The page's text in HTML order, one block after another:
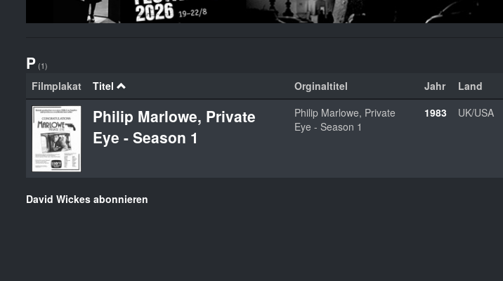
P (1)
Filmplakat Titel Orginaltitel Jahr Land
Philip Marlowe, Private
Eye - Season 1
Philip Marlowe, Private
Eye - Season 1
1983 UK/USA
David Wickes abonnieren